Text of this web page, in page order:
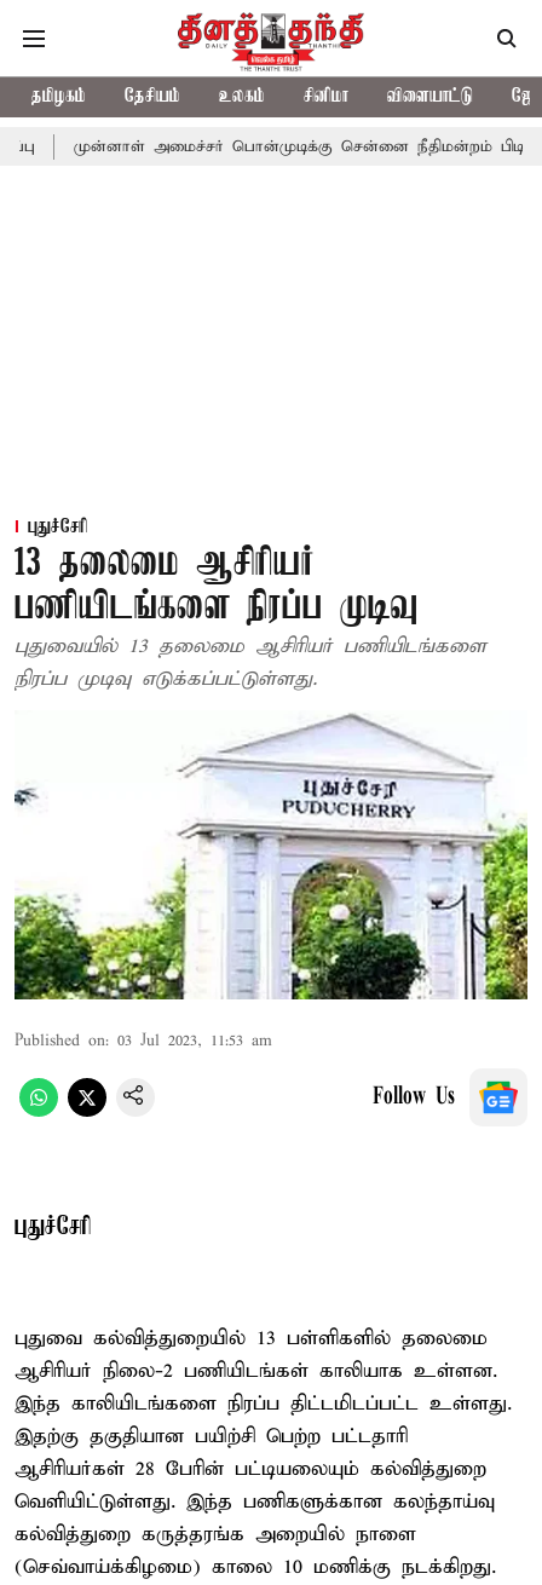
தமிழகம் தேசியம் உலகம் சினிமா விளையாட்டு
அமைச்சர் பொன்முடிக்கு சென்னை நீதிமன்றம் பிடிவாராண்ட்
புதுச்சேரி
13 தலைமை ஆசிரியர்
பணியிடங்களை நிரப்ப முடிவு
புதுவையில் 13 தலைமை ஆசிரியர் பணியிடங்களை
நிரப்ப முடிவு எடுக்கப்பட்டுள்ளது.
Published on: 03 Jul 2023, 11:53 am
Follow Us
புதுச்சேரி
புதுவை கல்வித்துறையில் 13 பள்ளிகளில் தலைமை
ஆசிரியர் நிலை-2 பணியிடங்கள் காலியாக உள்ளன.
இந்த காலியிடங்களை நிரப்ப திட்டமிடப்பட்ட உள்ளது.
இதற்கு தகுதியான பயிற்சி பெற்ற பட்டதாரி
ஆசிரியர்கள் 28 பேரின் பட்டியலையும் கல்வித்துறை
வெளியிட்டுள்ளது. இந்த பணிகளுக்கான கலந்தாய்வு
கல்வித்துறை கருத்தரங்க அறையில் நாளை
(செவ்வாய்க்கிழமை) காலை 10 மணிக்கு நடக்கிறது.